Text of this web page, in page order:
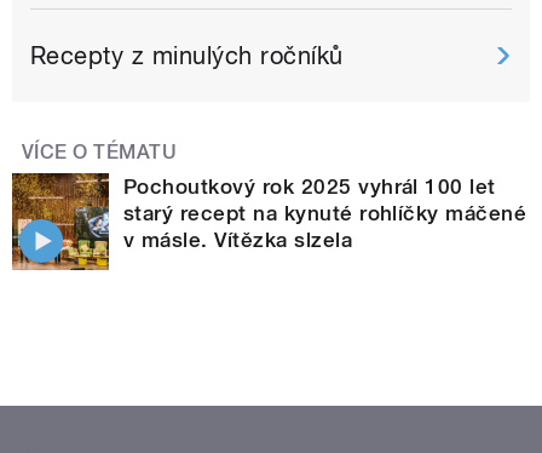
Recepty z minulých ročníků
VÍCE O TÉMATU
Pochoutkový rok 2025 vyhrál 100 let
starý recept na kynuté rohlíčky máčené
v másle. Vítězka slzela